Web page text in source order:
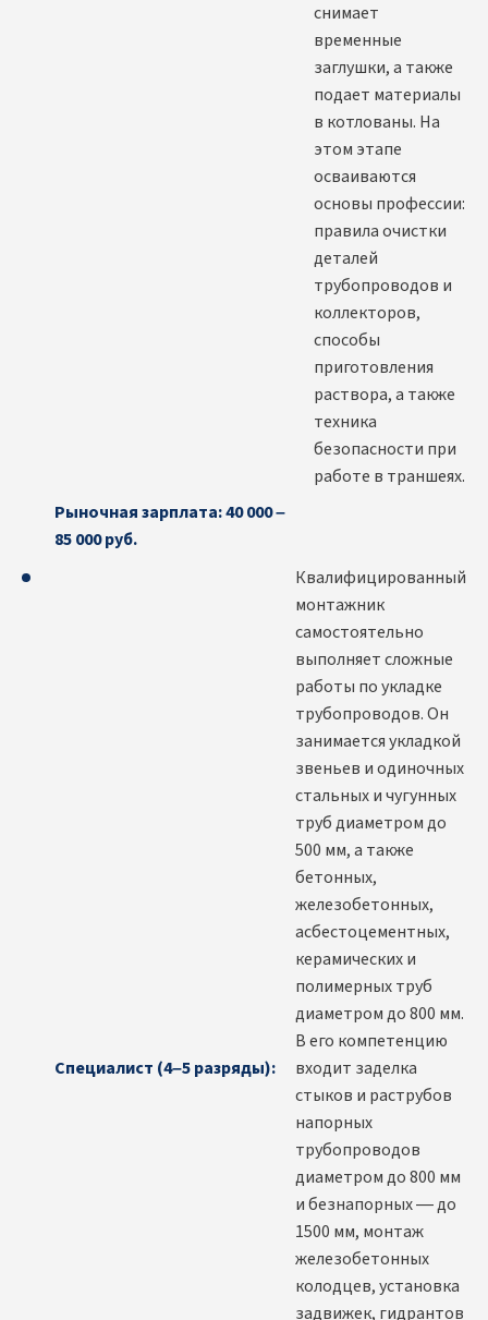
снимает
временные
заглушки, а также
подает материалы
в котлованы. На
этом этапе
осваиваются
основы профессии:
правила очистки
деталей
трубопроводов и
коллекторов,
способы
приготовления
раствора, а также
техника
безопасности при
работе в траншеях.
Рыночная зарплата: 40 000 –
85 000 руб.
Специалист (4–5 разряды):
Квалифицированный
монтажник
самостоятельно
выполняет сложные
работы по укладке
трубопроводов. Он
занимается укладкой
звеньев и одиночных
стальных и чугунных
труб диаметром до
500 мм, а также
бетонных,
железобетонных,
асбестоцементных,
керамических и
полимерных труб
диаметром до 800 мм.
В его компетенцию
входит заделка
стыков и раструбов
напорных
трубопроводов
диаметром до 800 мм
и безнапорных — до
1500 мм, монтаж
железобетонных
колодцев, установка
задвижек, гидрантов